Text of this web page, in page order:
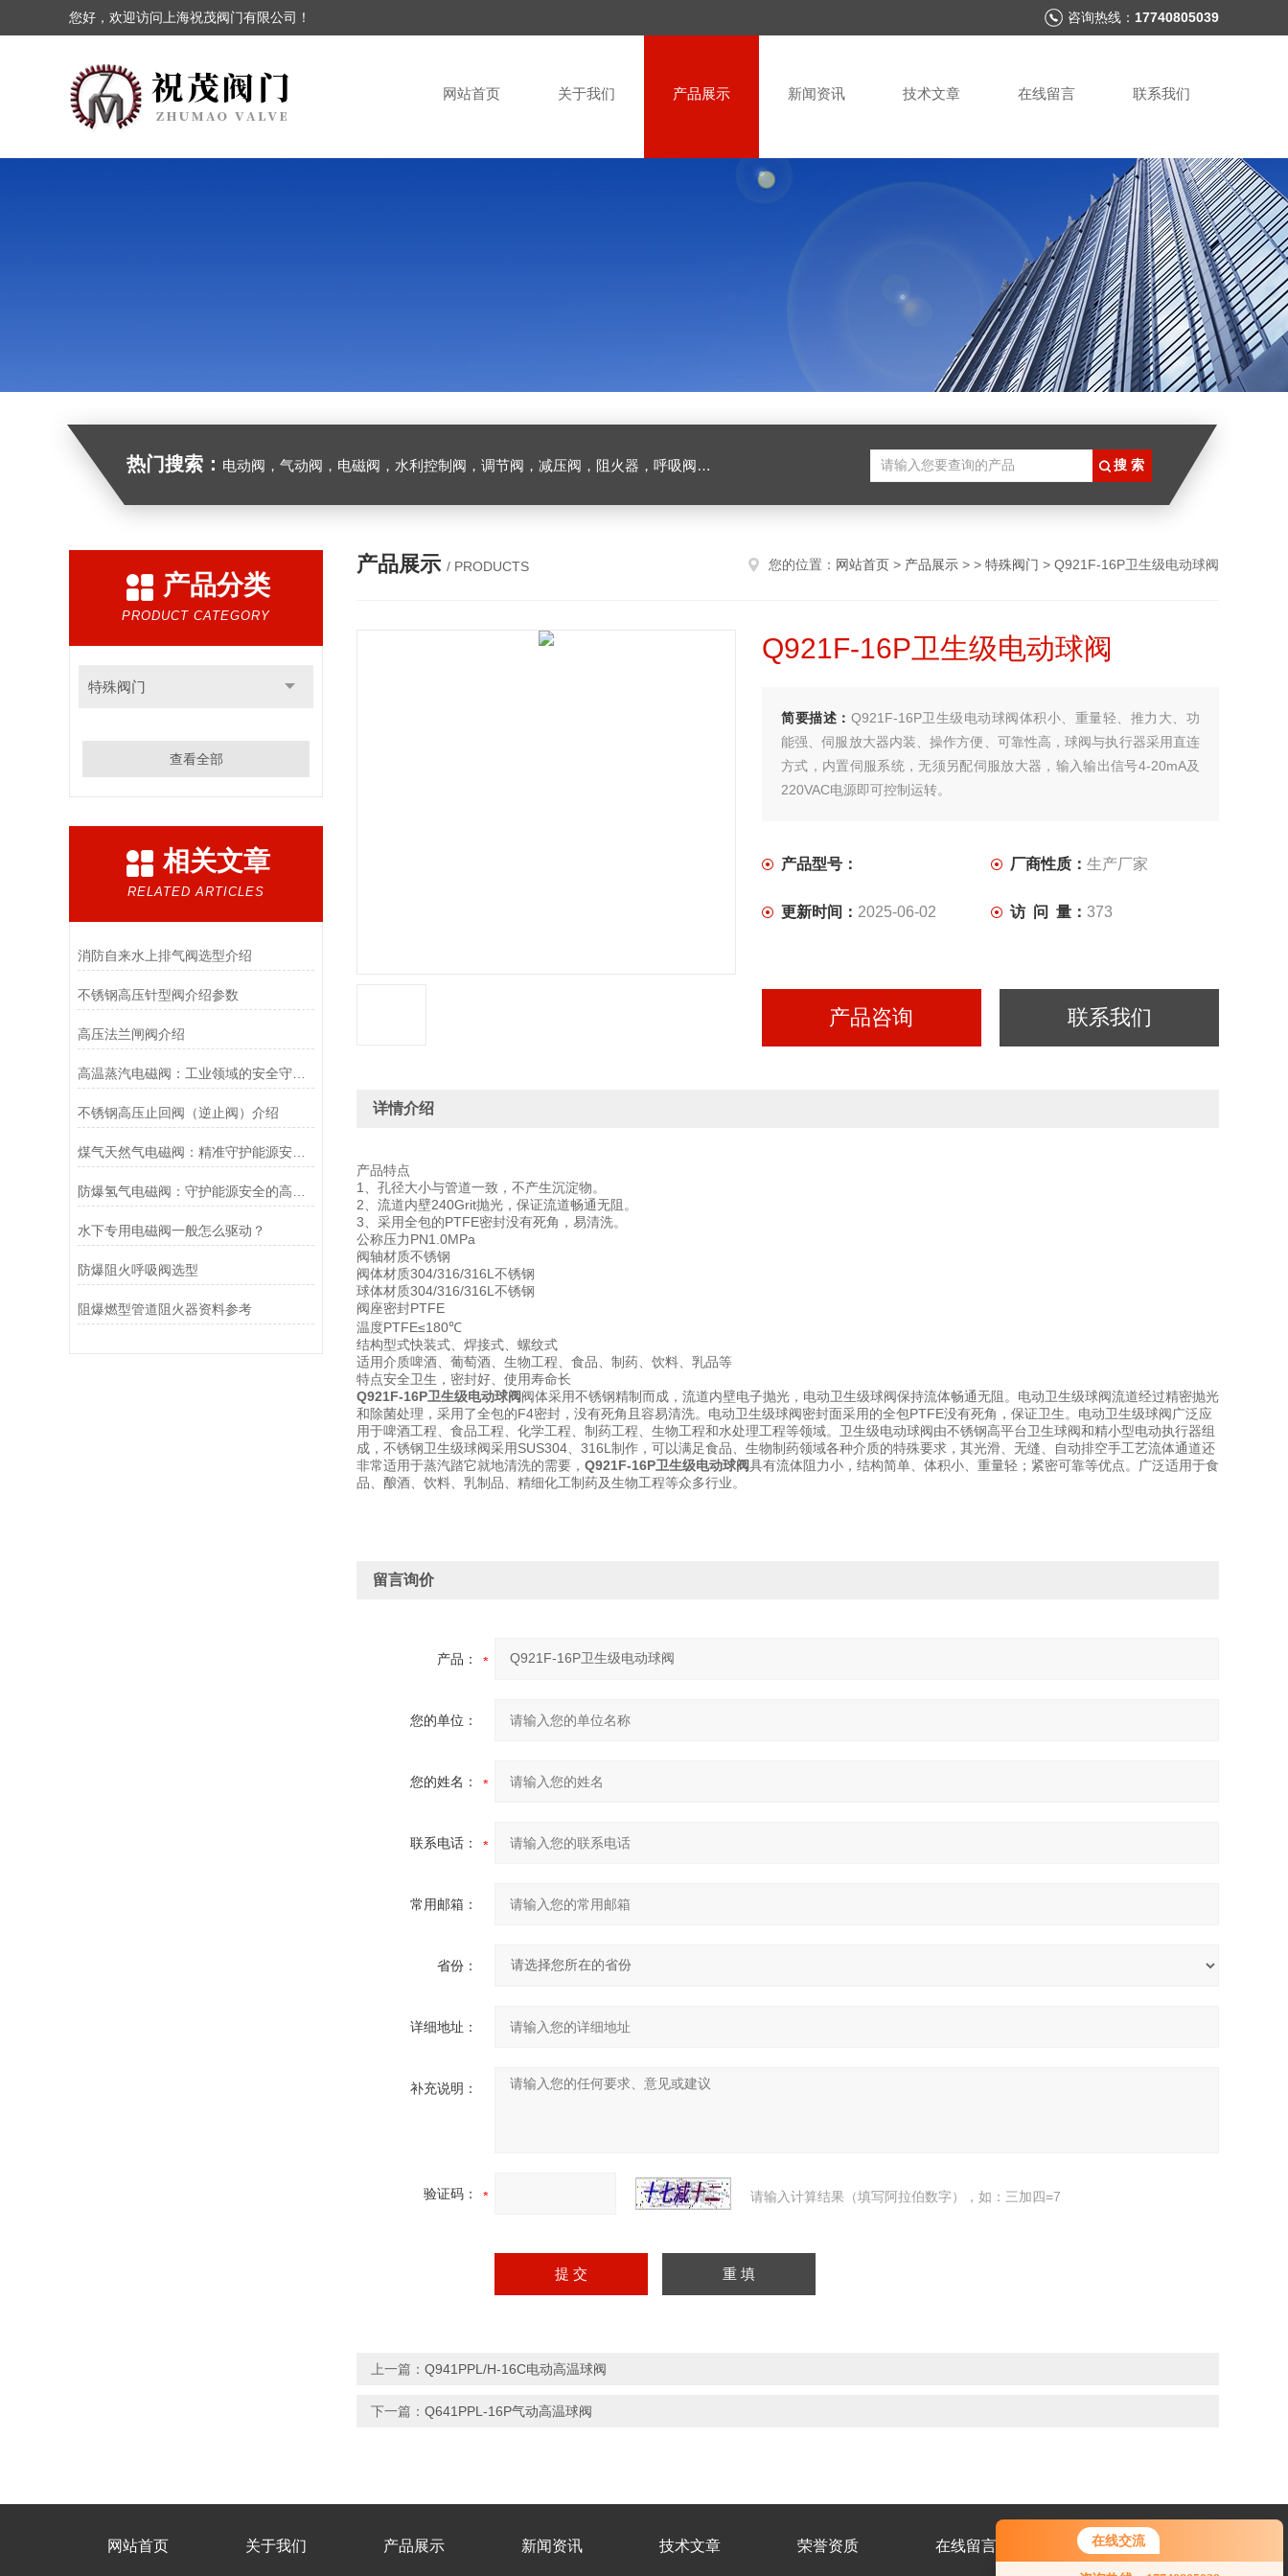
在线交流
您好，欢迎访问上海祝茂阀门有限公司！ 咨询热线： 17740805039
网站首页 关于我们 产品展示 新闻资讯 技术文章 在线留言 联系我们
热门搜索： 电动阀，气动阀，电磁阀，水利控制阀，调节阀，减压阀，阻火器，呼吸阀，排气阀
产品分类
PRODUCT CATEGORY
特殊阀门
查看全部
相关文章
RELATED ARTICLES
消防自来水上排气阀选型介绍
不锈钢高压针型阀介绍参数
高压法兰闸阀介绍
不锈钢高压止回阀（逆止阀）介绍
煤气天然气电磁阀：精准守护能源安全的“调控卫士”
水下专用电磁阀一般怎么驱动？
防爆阻火呼吸阀选型
阻爆燃型管道阻火器资料参考
产品展示 / PRODUCTS 您的位置： 网站首页 > 产品展示 > > 特殊阀门 > Q921F-16P卫生级电动球阀
Q921F-16P卫生级电动球阀
简要描述： Q921F-16P卫生级电动球阀体积小、重量轻、推力大、功
能强、伺服放大器内装、操作方便、可靠性高，球阀与执行器采用直连
方式，内置伺服系统，无须另配伺服放大器，输入输出信号4-20mA及
220VAC电源即可控制运转。
产品型号： 厂商性质： 生产厂家
更新时间： 2025-06-02 访 问 量： 373
产品咨询 联系我们
详情介绍
产品特点
1、孔径大小与管道一致，不产生沉淀物。
2、流道内壁240Grit抛光，保证流道畅通无阻。
3、采用全包的PTFE密封没有死角，易清洗。
公称压力PN1.0MPa
阀轴材质不锈钢
阀体材质304/316/316L不锈钢
球体材质304/316/316L不锈钢
阀座密封PTFE
温度PTFE≤180℃
结构型式快装式、焊接式、螺纹式
适用介质啤酒、葡萄酒、生物工程、食品、制药、饮料、乳品等
特点安全卫生，密封好、使用寿命长
Q921F-16P卫生级电动球阀阀体采用不锈钢精制而成，流道内壁电子抛光，电动卫生级球阀保持流体畅通无阻。电动卫生级球阀流道经过精密抛光
和除菌处理，采用了全包的F4密封，没有死角且容易清洗。电动卫生级球阀密封面采用的全包PTFE没有死角，保证卫生。电动卫生级球阀广泛应
用于啤酒工程、食品工程、化学工程、制药工程、生物工程和水处理工程等领域。卫生级电动球阀由不锈钢高平台卫生球阀和精小型电动执行器组
成，不锈钢卫生级球阀采用SUS304、316L制作，可以满足食品、生物制药领域各种介质的特殊要求，其光滑、无缝、自动排空手工艺流体通道还
非常适用于蒸汽踏它就地清洗的需要， Q921F-16P卫生级电动球阀具有流体阻力小，结构简单、体积小、重量轻；紧密可靠等优点。广泛适用于食
品、酿酒、饮料、乳制品、精细化工制药及生物工程等众多行业。
留言询价
产品：
您的单位：
您的姓名：
联系电话：
常用邮箱：
省份：
详细地址：
补充说明：
验证码： 请输入计算结果（填写阿拉伯数字），如：三加四=7
上一篇： Q941PPL/H-16C电动高温球阀
下一篇： Q641PPL-16P气动高温球阀
网站首页 关于我们 产品展示 新闻资讯 技术文章 荣誉资质 在线留言 联系我们